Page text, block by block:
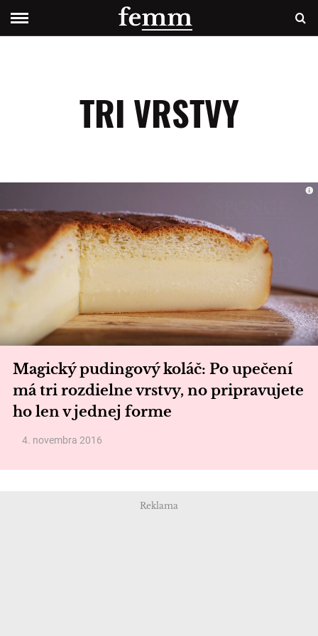
TRI VRSTVY
Magický pudingový koláč: Po upečení
má tri rozdielne vrstvy, no pripravujete
ho len v jednej forme
4. novembra 2016
Reklama